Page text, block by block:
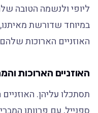
ליופי ולנשמה הטובה
במיוחד שדורשת
האוזניים הארוכות שלהם.
האוזניים הארוכות
תסתכלו עליהן.